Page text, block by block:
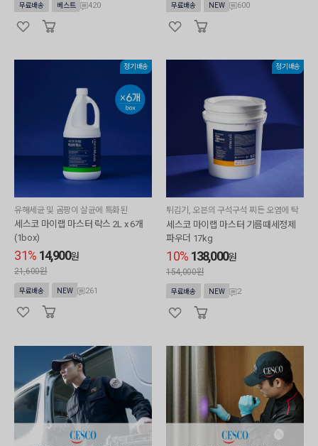
무료배송 베스트 420 무료배송 NEW 600
정기배송
유해세균 및 곰팡이 살균에 특화된
세스코 마이랩 마스터 락스 2L x 6개
(1box)
31% 14,900원
21,600원
무료배송 NEW 261
정기배송
튀김기, 오븐의 구석구석 찌든 오염에 탁
월한
세스코 마이랩 마스터 기름때세정제
파우더 17kg
10% 138,000원
154,000원
무료배송 NEW 2